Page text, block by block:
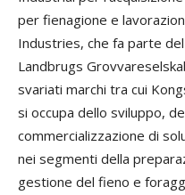
per fienagione e
Industries, che fa parte
Landbrugs
svariati marchi tra cui
si occupa dello sviluppo,
commercializzazione di
nei segmenti della
gestione del fieno e